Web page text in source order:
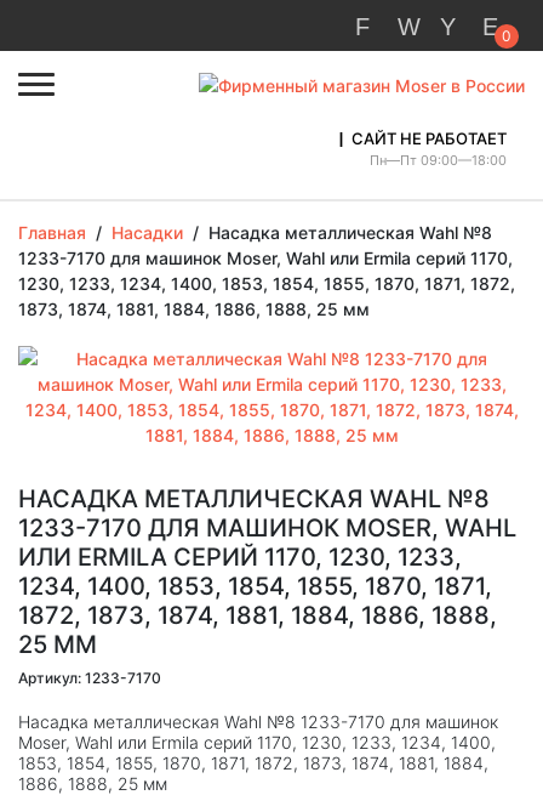
0
САЙТ НЕ РАБОТАЕТ
Пн—Пт 09:00—18:00
Главная / Насадки / Насадка металлическая Wahl №8
1233-7170 для машинок Moser, Wahl или Ermila серий 1170,
1230, 1233, 1234, 1400, 1853, 1854, 1855, 1870, 1871, 1872,
1873, 1874, 1881, 1884, 1886, 1888, 25 мм
НАСАДКА МЕТАЛЛИЧЕСКАЯ WAHL №8
1233-7170 ДЛЯ МАШИНОК MOSER, WAHL
ИЛИ ERMILA СЕРИЙ 1170, 1230, 1233,
1234, 1400, 1853, 1854, 1855, 1870, 1871,
1872, 1873, 1874, 1881, 1884, 1886, 1888,
25 ММ
Артикул: 1233-7170
Насадка металлическая Wahl №8 1233-7170 для машинок
Moser, Wahl или Ermila серий 1170, 1230, 1233, 1234, 1400,
1853, 1854, 1855, 1870, 1871, 1872, 1873, 1874, 1881, 1884,
1886, 1888, 25 мм